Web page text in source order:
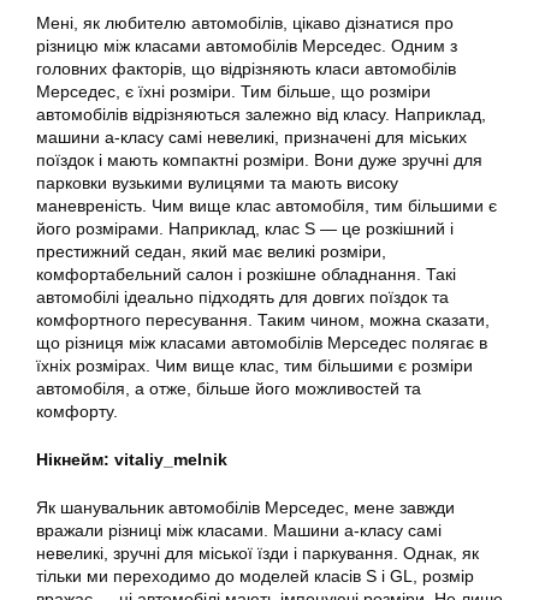
Мені, як любителю автомобілів, цікаво дізнатися про
різницю між класами автомобілів Мерседес. Одним з
головних факторів, що відрізняють класи автомобілів
Мерседес, є їхні розміри. Тим більше, що розміри
автомобілів відрізняються залежно від класу. Наприклад,
машини а-класу самі невеликі, призначені для міських
поїздок і мають компактні розміри. Вони дуже зручні для
парковки вузькими вулицями та мають високу
маневреність. Чим вище клас автомобіля, тим більшими є
його розмірами. Наприклад, клас S — це розкішний і
престижний седан, який має великі розміри,
комфортабельний салон і розкішне обладнання. Такі
автомобілі ідеально підходять для довгих поїздок та
комфортного пересування. Таким чином, можна сказати,
що різниця між класами автомобілів Мерседес полягає в
їхніх розмірах. Чим вище клас, тим більшими є розміри
автомобіля, а отже, більше його можливостей та
комфорту.
Нікнейм: vitaliy_melnik
Як шанувальник автомобілів Мерседес, мене завжди
вражали різниці між класами. Машини а-класу самі
невеликі, зручні для міської їзди і паркування. Однак, як
тільки ми переходимо до моделей класів S і GL, розмір